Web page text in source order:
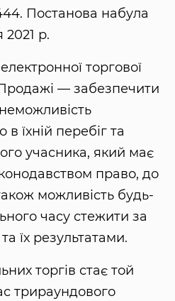
Постанова набула
2021 р.
торгової
— забезпечити
їхній перебіг та
учасника, який має
право, до
можливість будь-
часу стежити за
їх результатами.
торгів стає той
трираундового